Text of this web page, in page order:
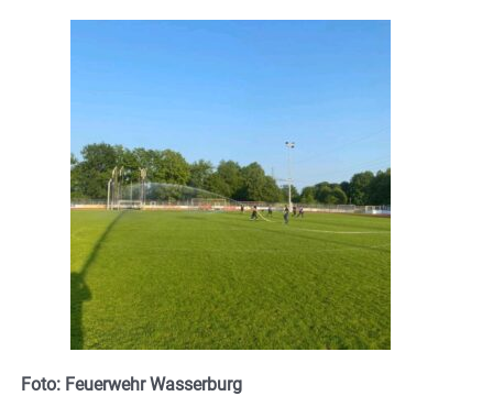
Foto: Feuerwehr Wasserburg